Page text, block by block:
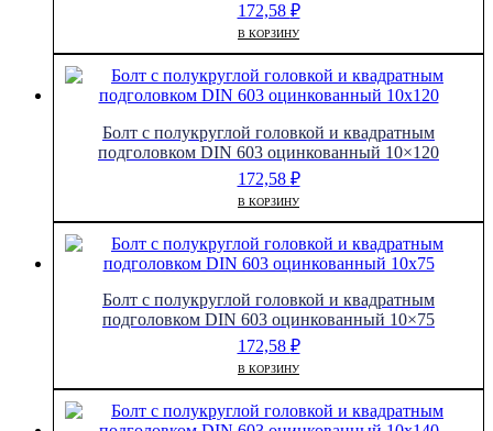
172,58 ₽
В КОРЗИНУ
Болт с полукруглой головкой и квадратным
подголовком DIN 603 оцинкованный 10×120
172,58 ₽
В КОРЗИНУ
Болт с полукруглой головкой и квадратным
подголовком DIN 603 оцинкованный 10×75
172,58 ₽
В КОРЗИНУ